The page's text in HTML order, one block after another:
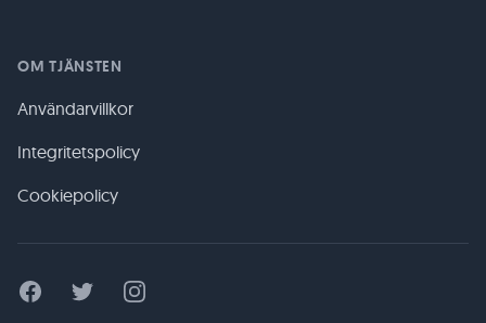
OM TJÄNSTEN
Användarvillkor
Integritetspolicy
Cookiepolicy
FacebookTwitter Instagram